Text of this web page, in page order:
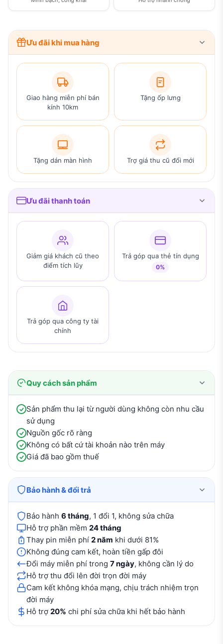
Ưu đãi khi mua hàng
Giao hàng miễn phí bán
kính 10km
Tặng ốp lưng
Tặng dán màn hình Trợ giá thu cũ đổi mới
Ưu đãi thanh toán
Giảm giá khách cũ theo
điểm tích lũy
Trả góp qua thẻ tín dụng
0%
Trả góp qua công ty tài
chính
Quy cách sản phẩm
Sản phẩm thu lại từ người dùng không còn nhu cầu
sử dụng
Nguồn gốc rõ ràng
Không có bất cứ tài khoản nào trên máy
Giá đã bao gồm thuế
Bảo hành & đổi trả
Bảo hành 6 tháng, 1 đổi 1, không sửa chữa
Hỗ trợ phần mềm 24 tháng
Thay pin miễn phí 2 năm khi dưới 81%
Không đúng cam kết, hoàn tiền gấp đôi
Đổi máy miễn phí trong 7 ngày, không cần lý do
Hỗ trợ thu đổi lên đời trọn đời máy
Cam kết không khóa mạng, chịu trách nhiệm trọn
đời máy
Hỗ trợ 20% chi phí sửa chữa khi hết bảo hành